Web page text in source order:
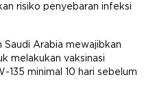
risiko penyebaran infeksi
Arabia mewajibkan
melakukan vaksinasi
minimal 10 hari sebelum